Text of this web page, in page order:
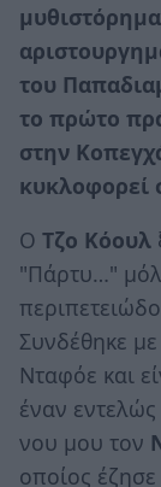
του
το πρώτο
στην
κυκλοφορεί
Ο Τζο Κόουλ
"Πάρτυ…"
Συνδέθηκε με
Νταφόε και
έναν
νου μου τον
οποίος